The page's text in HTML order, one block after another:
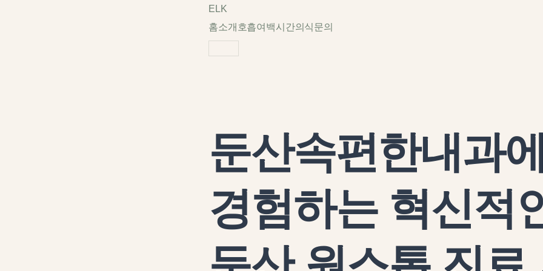
ELK
홈소개 호흡여백시간의식문의
둔산속편한내과
경험하는 혁신적